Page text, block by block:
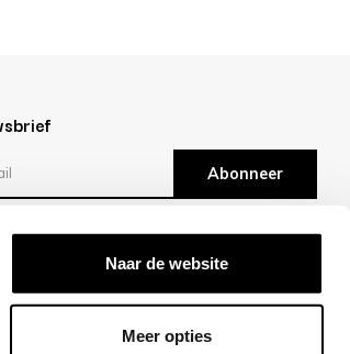
Naar de website
Meer opties
Abonneer
/10 -klantbeoordelingen